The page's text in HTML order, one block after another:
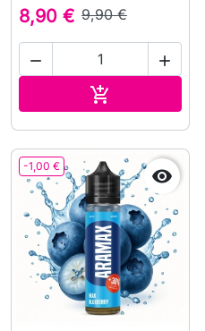
8,90 € 9,90 €
 

-1,00 € 